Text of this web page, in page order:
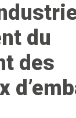
du
des